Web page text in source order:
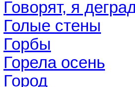
Говорят, я
Голые стены
Горбы
Горела осень
Город